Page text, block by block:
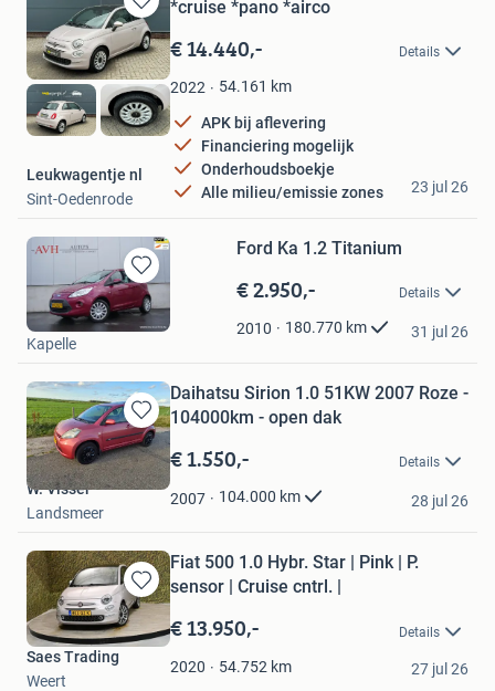
Bewaren
in
Mijn
Favorieten
*cruise *pano *airco
€ 14.440,- Details
2022 54.161 km
APK bij aflevering
Financiering mogelijk
Onderhoudsboekje
Alle milieu/emissie zones
Leukwagentje nl
Sint-Oedenrode
23 jul 26
Bewaren
in
Mijn
Ford Ka 1.2 Titanium
€ 2.950,- Details
2010 180.770 km
AVH Auto's
Kapelle
31 jul 26
Bewaren
in
Mijn
Favorieten
Daihatsu Sirion 1.0 51KW 2007 Roze -
104000km - open dak
€ 1.550,- Details
2007 104.000 km
W. Visser
Landsmeer
28 jul 26
Bewaren
in
Mijn
Favorieten
Fiat 500 1.0 Hybr. Star | Pink | P.
sensor | Cruise cntrl. |
€ 13.950,- Details
2020 54.752 km
Saes Trading
Weert
27 jul 26